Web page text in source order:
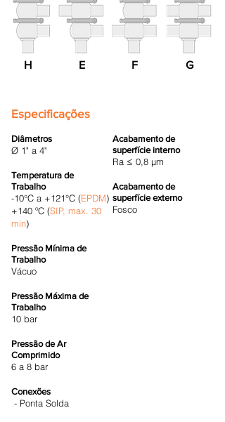
H E F G
Especificações
Diâmetros
Ø 1" a 4"
Temperatura de
Trabalho
-10°C a +121°C (EPDM)
+140 ºC (SIP, max. 30
min)
Pressão Mínima de
Trabalho
Vácuo
Pressão Máxima de
Trabalho
10 bar
Pressão de Ar
Comprimido
6 a 8 bar
Conexões
- Ponta Solda
Acabamento de
superfície interno
Ra ≤ 0,8 μm
Acabamento de
superfície externo
Fosco